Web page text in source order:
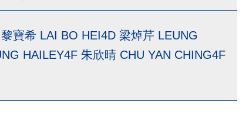
寶希 LAI BO HEI4D 梁焯芹 LEUNG
HAILEY4F 朱欣晴 CHU YAN CHING4F